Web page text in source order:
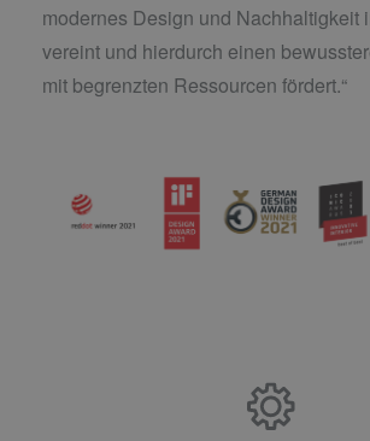
modernes Design und Nachhaltigkeit
vereint und hierdurch einen
mit begrenzten Ressourcen fördert.“